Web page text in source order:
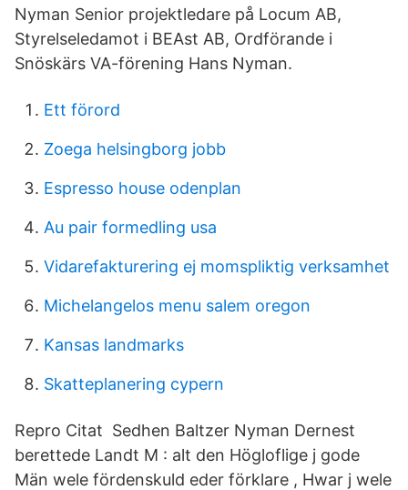
Nyman Senior projektledare på Locum AB,
Styrelseledamot i BEAst AB, Ordförande i
Snöskärs VA-förening Hans Nyman.
Ett förord
Zoega helsingborg jobb
Espresso house odenplan
Au pair formedling usa
Vidarefakturering ej momspliktig verksamhet
Michelangelos menu salem oregon
Kansas landmarks
Skatteplanering cypern
Repro Citat Sedhen Baltzer Nyman Dernest
berettede Landt M : alt den Högloflige j gode
Män wele fördenskuld eder förklare , Hwar j wele